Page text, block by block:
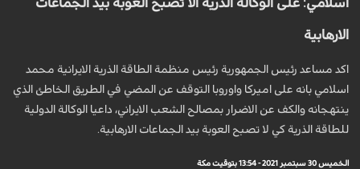
اسلامي: على الوكالة الذرية الا تصبح العوبة بيد الجماعات
الارهابية
اكد مساعد رئيس الجمهورية رئيس منظمة الطاقة الذرية الايرانية محمد
اسلامي بانه على اميركا واوروبا التوقف عن المضي في الطريق الخاطئ الذي
ينتهجانه والكف عن الاضرار بمصالح الشعب الايراني، داعيا الوكالة الدولية
للطاقة الذرية كي لا تصبح العوبة بيد الجماعات الارهابية.
الخميس 30 سبتمبر 2021 - 13:54 بتوقيت مكة